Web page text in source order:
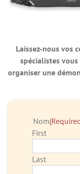
Laissez-nous vos
spécialistes
organiser une
Nom
First
Last